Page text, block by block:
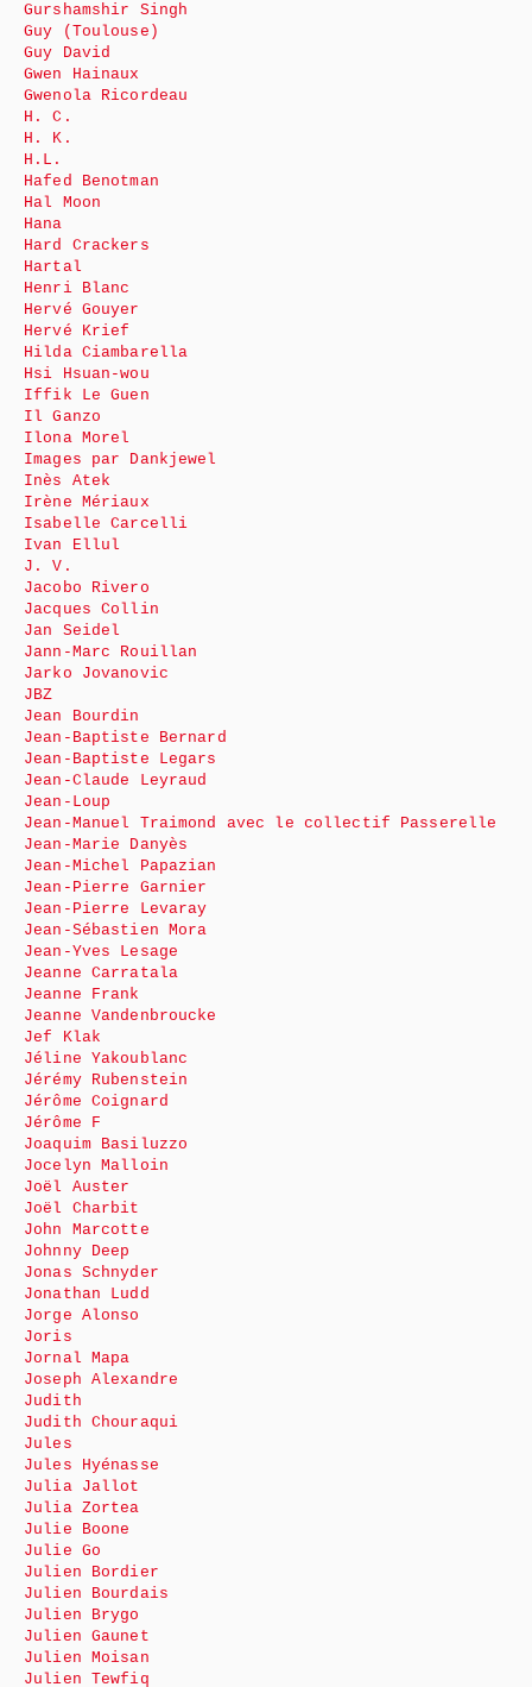
Gurshamshir Singh
Guy (Toulouse)
Guy David
Gwen Hainaux
Gwenola Ricordeau
H. C.
H. K.
H.L.
Hafed Benotman
Hal Moon
Hana
Hard Crackers
Hartal
Henri Blanc
Hervé Gouyer
Hervé Krief
Hilda Ciambarella
Hsi Hsuan-wou
Iffik Le Guen
Il Ganzo
Ilona Morel
Images par Dankjewel
Inès Atek
Irène Mériaux
Isabelle Carcelli
Ivan Ellul
J. V.
Jacobo Rivero
Jacques Collin
Jan Seidel
Jann-Marc Rouillan
Jarko Jovanovic
JBZ
Jean Bourdin
Jean-Baptiste Bernard
Jean-Baptiste Legars
Jean-Claude Leyraud
Jean-Loup
Jean-Manuel Traimond avec le collectif Passerelle
Jean-Marie Danyès
Jean-Michel Papazian
Jean-Pierre Garnier
Jean-Pierre Levaray
Jean-Sébastien Mora
Jean-Yves Lesage
Jeanne Carratala
Jeanne Frank
Jeanne Vandenbroucke
Jef Klak
Jéline Yakoublanc
Jérémy Rubenstein
Jérôme Coignard
Jérôme F
Joaquim Basiluzzo
Jocelyn Malloin
Joël Auster
Joël Charbit
John Marcotte
Johnny Deep
Jonas Schnyder
Jonathan Ludd
Jorge Alonso
Joris
Jornal Mapa
Joseph Alexandre
Judith
Judith Chouraqui
Jules
Jules Hyénasse
Julia Jallot
Julia Zortea
Julie Boone
Julie Go
Julien Bordier
Julien Bourdais
Julien Brygo
Julien Gaunet
Julien Moisan
Julien Tewfiq